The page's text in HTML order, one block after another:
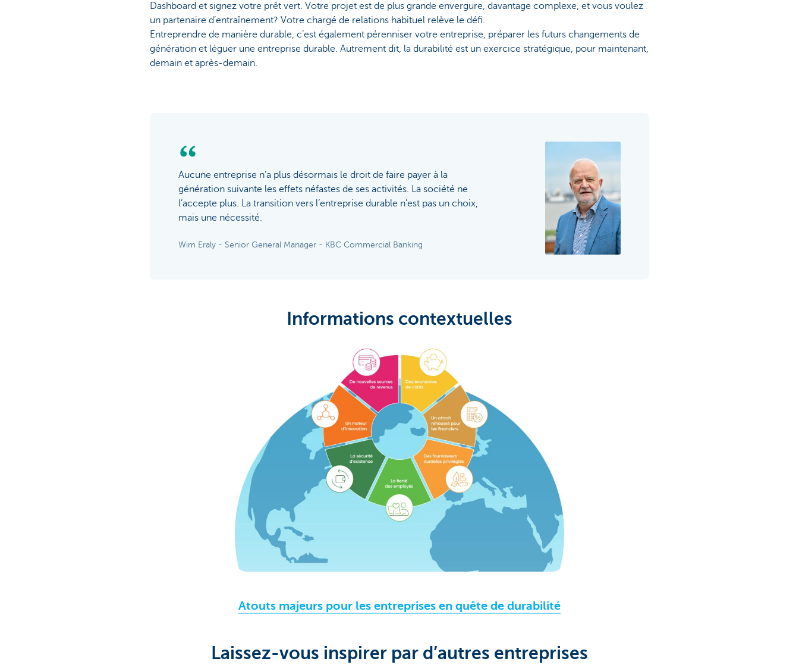
Dashboard et signez votre prêt vert. Votre projet est de plus grande envergure, davantage complexe, et vous voulez
un partenaire d’entraînement? Votre chargé de relations habituel relève le défi.
Entreprendre de manière durable, c’est également pérenniser votre entreprise, préparer les futurs changements de
génération et léguer une entreprise durable. Autrement dit, la durabilité est un exercice stratégique, pour maintenant,
demain et après-demain.
Aucune entreprise n’a plus désormais le droit de faire payer à la
génération suivante les effets néfastes de ses activités. La société ne
l’accepte plus. La transition vers l’entreprise durable n'est pas un choix,
mais une nécessité.
Wim Eraly - Senior General Manager - KBC Commercial Banking
Informations contextuelles
Atouts majeurs pour les entreprises en quête de durabilité
Laissez-vous inspirer par d’autres entreprises